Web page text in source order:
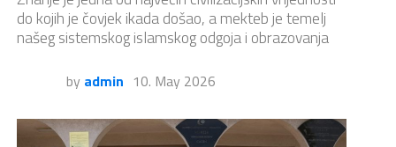
do kojih je čovjek ikada došao, a mekteb je temelj
našeg sistemskog islamskog odgoja i obrazovanja
by admin 10. May 2026